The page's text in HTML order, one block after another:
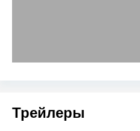
Трейлеры